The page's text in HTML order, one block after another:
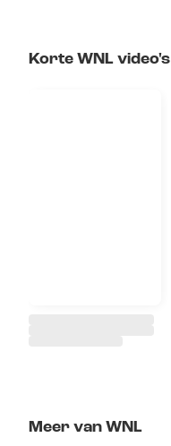
Korte WNL video's
Meer van WNL